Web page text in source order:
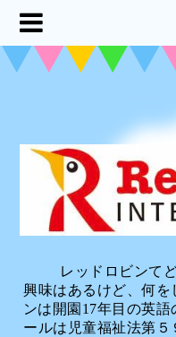
レッドロビンて
興味はあるけど、何
ンは開園17年目の英
ールは児童福祉法第５